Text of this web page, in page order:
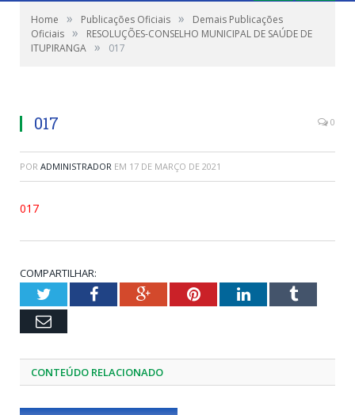
Home » Publicações Oficiais »
Demais Publicações
Oficiais »
RESOLUÇÕES-CONSELHO MUNICIPAL DE SAÚDE DE
ITUPIRANGA » 017
017 0
POR ADMINISTRADOR EM 17 DE MARÇO DE 2021
017
COMPARTILHAR:
TwitterFacebookGoogle+PinterestLinkedInTumblr
Email
CONTEÚDO RELACIONADO